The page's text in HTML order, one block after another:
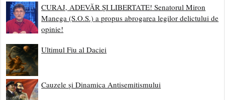
CURAJ, ADEVĂR ȘI LIBERTATE! Senatorul Miron
Manega (S.O.S.) a propus abrogarea legilor delictului de
opinie!
Ultimul Fiu al Daciei
Cauzele și Dinamica Antisemitismului